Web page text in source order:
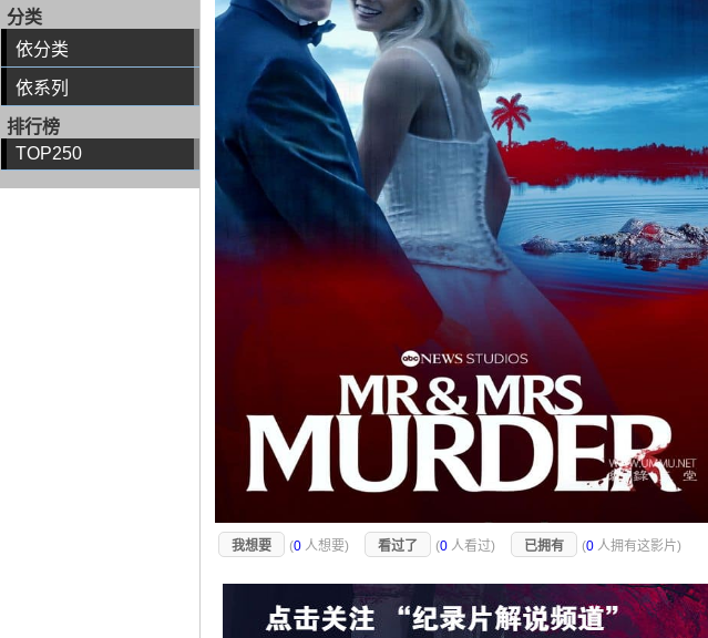
分类
依分类
依系列
排行榜
TOP250
我想要 (0 人想要) 看过了 (0 人看过) 已拥有 (0 人拥有这影片)